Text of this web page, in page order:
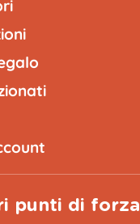
punti di forza